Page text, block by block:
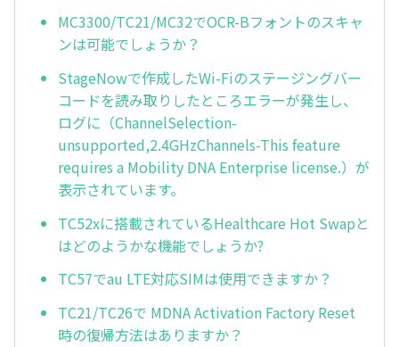
MC3300/TC21/MC32でOCR-Bフォントのスキャ
ンは可能でしょうか？
StageNowで作成したWi-Fiのステージングバー
コードを読み取りしたところエラーが発生し、
ログに（ChannelSelection-
unsupported,2.4GHzChannels-This feature
requires a Mobility DNA Enterprise license.）が
表示されています。
TC52xに搭載されているHealthcare Hot Swapと
はどのようかな機能でしょうか?
TC57でau LTE対応SIMは使用できますか？
TC21/TC26で MDNA Activation Factory Reset
時の復帰方法はありますか？